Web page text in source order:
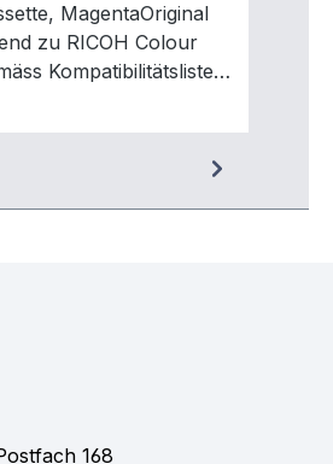
MagentaOriginal
zu RICOH Colour
Kompatibilitätsliste…
168